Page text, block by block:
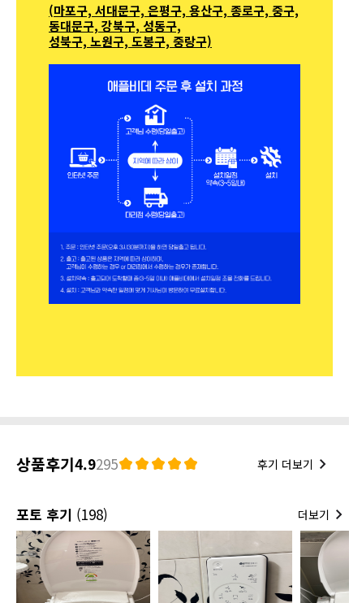
(마포구, 서대문구, 은평구, 용산구, 종로구, 중구,
동대문구, 강북구, 성동구,
성북구, 노원구, 도봉구, 중랑구)
상품후기4.9295 후기 더보기
포토 후기 (198) 더보기